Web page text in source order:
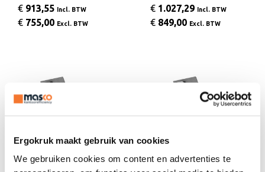
Ergokruk maakt gebruik van cookies
We gebruiken cookies om content en advertenties te
€ 913,55 Incl. BTW
€ 755,00 Excl. BTW
€ 1.027,29 Incl. BTW
€ 849,00 Excl. BTW
Sale